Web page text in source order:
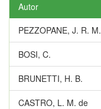
Autor
PEZZOPANE, J. R. M.
BOSI, C.
BRUNETTI, H. B.
CASTRO, L. M. de